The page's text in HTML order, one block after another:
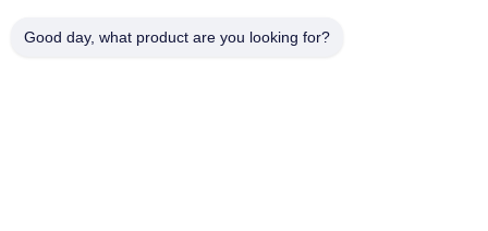
Good day, what product are you looking for?